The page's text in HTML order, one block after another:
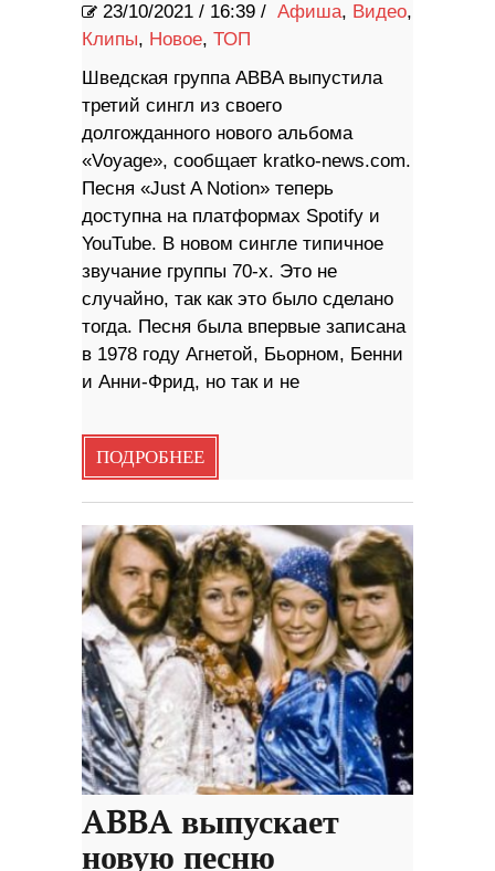
23/10/2021 / 16:39 / Афиша, Видео,
Клипы, Новое, ТОП
Шведская группа ABBA выпустила
третий сингл из своего
долгожданного нового альбома
«Voyage», сообщает kratko-news.com.
Песня «Just A Notion» теперь
доступна на платформах Spotify и
YouTube. В новом сингле типичное
звучание группы 70-х. Это не
случайно, так как это было сделано
тогда. Песня была впервые записана
в 1978 году Агнетой, Бьорном, Бенни
и Анни-Фрид, но так и не
ПОДРОБНЕЕ
ABBA выпускает
новую песню